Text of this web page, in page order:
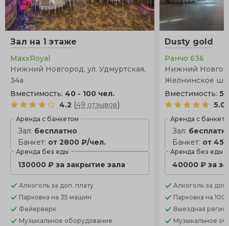
Зал на 1 этаже
MaxxRoyal
Нижний Новгород, ул. Удмуртская,
34а
Вместимость: 40 - 100 чел.
4.2 (49 отзывов)
Аренда с банкетом
Зал: бесплатно
Банкет: от 2800 ₽/чел.
Аренда без еды
130000 ₽ за закрытие зала
Алкоголь за доп. плату
Парковка на 35 машин
Фейерверк
Музыкальное оборудование
Dusty gold
Ранчо 636
Нижний
Желнинское
Вместимость:
5.0
Аренда с
Зал:
Банкет: от
Аренда без еды
40000 ₽ за
Алкоголь за
Парковка на
Выездная
Музыкальное